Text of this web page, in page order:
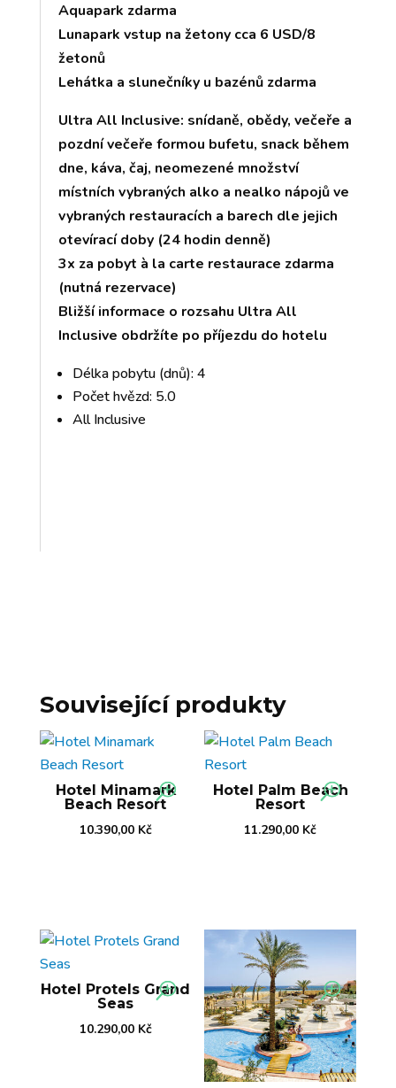
Aquapark zdarma
Lunapark vstup na žetony cca 6 USD/8
žetonů
Lehátka a slunečníky u bazénů zdarma
Ultra All Inclusive: snídaně, obědy, večeře a
pozdní večeře formou bufetu, snack během
dne, káva, čaj, neomezené množství
místních vybraných alko a nealko nápojů ve
vybraných restauracích a barech dle jejich
otevírací doby (24 hodin denně)
3x za pobyt à la carte restaurace zdarma
(nutná rezervace)
Bližší informace o rozsahu Ultra All
Inclusive obdržíte po příjezdu do hotelu
Délka pobytu (dnů): 4
Počet hvězd: 5.0
All Inclusive
Související produkty
Hotel Minamark
Beach Resort
10.390,00 Kč
Hotel Palm Beach
Resort
11.290,00 Kč
Hotel Protels Grand
Seas
10.290,00 Kč